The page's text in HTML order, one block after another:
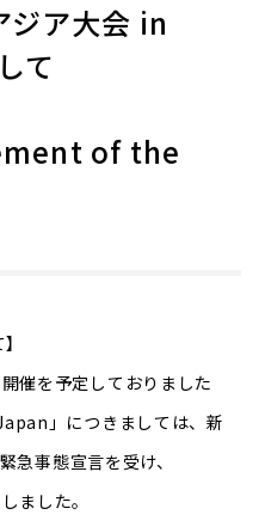
ジア大会 in
て
of the
催を予定しておりました
」につきましては、新
急事態宣言を受け、
ました。